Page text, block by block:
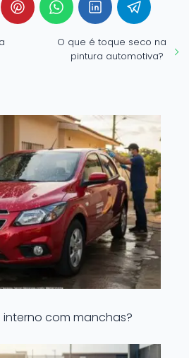
O que é toque seco na
pintura automotiva?
interno com manchas?